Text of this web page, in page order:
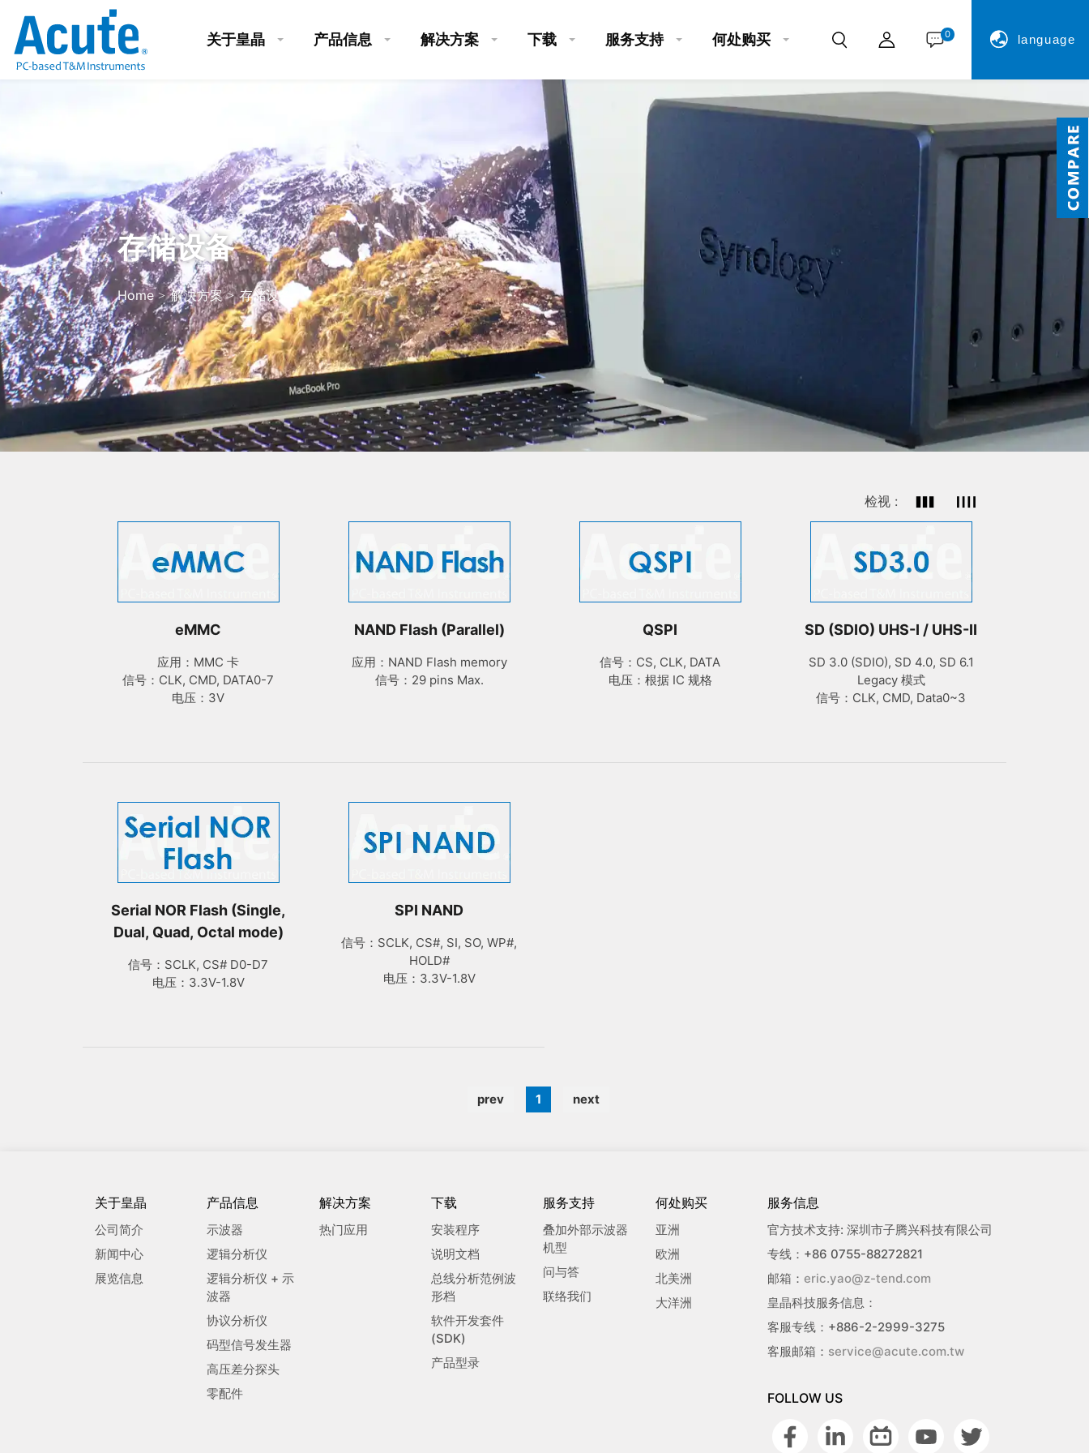
关于皇晶 产品信息 解决方案 下载 服务支持 何处购买 0 language
存储设备
Home 解决方案 存储设备
检视 :
eMMC
应用：MMC 卡
信号：CLK, CMD, DATA0-7
电压：3V
NAND Flash (Parallel)
应用：NAND Flash memory
信号：29 pins Max.
QSPI
信号：CS, CLK, DATA
电压：根据 IC 规格
SD (SDIO) UHS-I / UHS-II
SD 3.0 (SDIO), SD 4.0, SD 6.1
Legacy 模式
信号：CLK, CMD, Data0~3
Serial NOR Flash (Single,
Dual, Quad, Octal mode)
信号：SCLK, CS# D0-D7
电压：3.3V-1.8V
SPI NAND
信号：SCLK, CS#, SI, SO, WP#,
HOLD#
电压：3.3V-1.8V
prev 1 next
关于皇晶
公司简介
新闻中心
展览信息
产品信息
示波器
逻辑分析仪
逻辑分析仪 + 示
波器
协议分析仪
码型信号发生器
高压差分探头
零配件
解决方案
热门应用
下载
安装程序
说明文档
总线分析范例波
形档
软件开发套件
(SDK)
产品型录
服务支持
叠加外部示波器
机型
问与答
联络我们
何处购买
亚洲
欧洲
北美洲
大洋洲
服务信息
官方技术支持: 深圳市子腾兴科技有限公司
专线：+86 0755-88272821
邮箱： eric.yao@z-tend.com
皇晶科技服务信息：
客服专线：+886-2-2999-3275
客服邮箱： service@acute.com.tw
FOLLOW US